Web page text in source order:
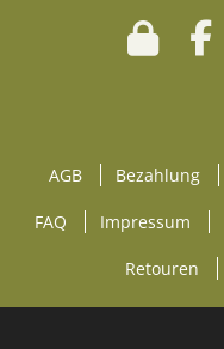
AGB Bezahlung
FAQ Impressum
Retouren